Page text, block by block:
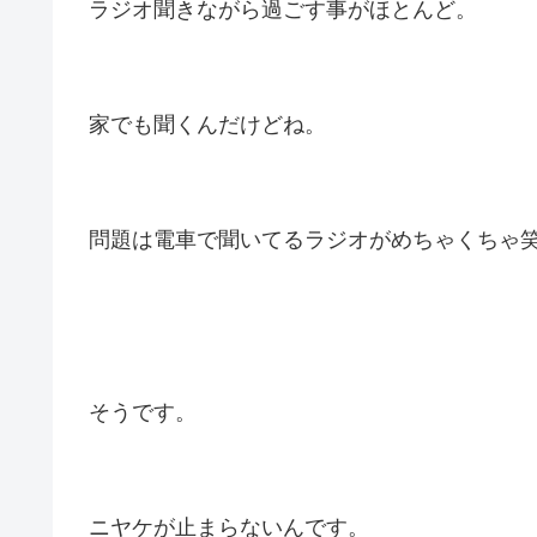
ラジオ聞きながら過ごす事がほとんど。
家でも聞くんだけどね。
問題は電車で聞いてるラジオがめちゃくちゃ
そうです。
ニヤケが止まらないんです。